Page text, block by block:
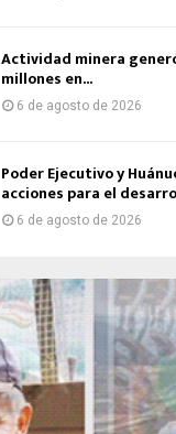
Actividad minera
millones en...
6 de agosto de 2026
Poder Ejecutivo y
acciones para el
6 de agosto de 2026